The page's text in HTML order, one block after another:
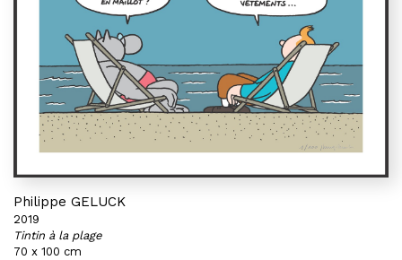
Philippe GELUCK
2019
Tintin à la plage
70 x 100 cm